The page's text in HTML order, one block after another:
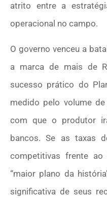
atrito entre a
operacional no campo.
O governo venceu a
a marca de mais de
sucesso prático do
medido pelo volume
com que o produtor
bancos. Se as taxas
competitivas frente
“maior plano da
significativa de seus